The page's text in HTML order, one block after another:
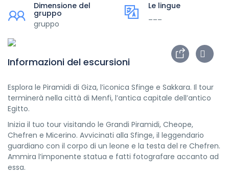
Dimensione del
gruppo
gruppo
Le lingue
Informazioni del escursioni
Esplora le Piramidi di Giza, l’iconica Sfinge e Sakkara. Il tour
terminerà nella città di Menfi, l’antica capitale dell’antico
Egitto.
Inizia il tuo tour visitando le Grandi Piramidi, Cheope,
Chefren e Micerino. Avvicinati alla Sfinge, il leggendario
guardiano con il corpo di un leone e la testa del re Chefren.
Ammira l’imponente statua e fatti fotografare accanto ad
essa.